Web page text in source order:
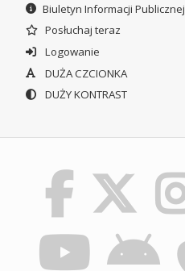
Biuletyn Informacji Publicznej
Posłuchaj teraz
Logowanie
DUŻA CZCIONKA
DUŻY KONTRAST